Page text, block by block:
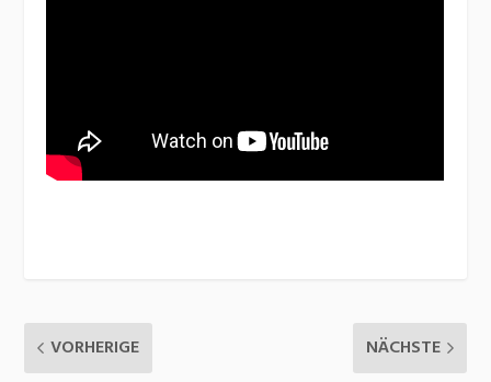
VORHERIGE
NÄCHSTE